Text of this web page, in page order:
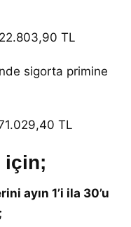
TL
sigorta primine
TL
için;
ayın 1’i ila 30’u